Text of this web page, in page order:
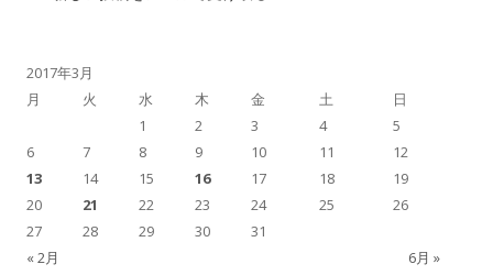
2017年3月
月
火 水 木 金 土 日
« 2月 6月 »
1 2 3 4
5
6
7 8 9 10 11
12
13
14 15 16 17 18
19
20
21 22 23 24 25
26
27
28 29 30 31